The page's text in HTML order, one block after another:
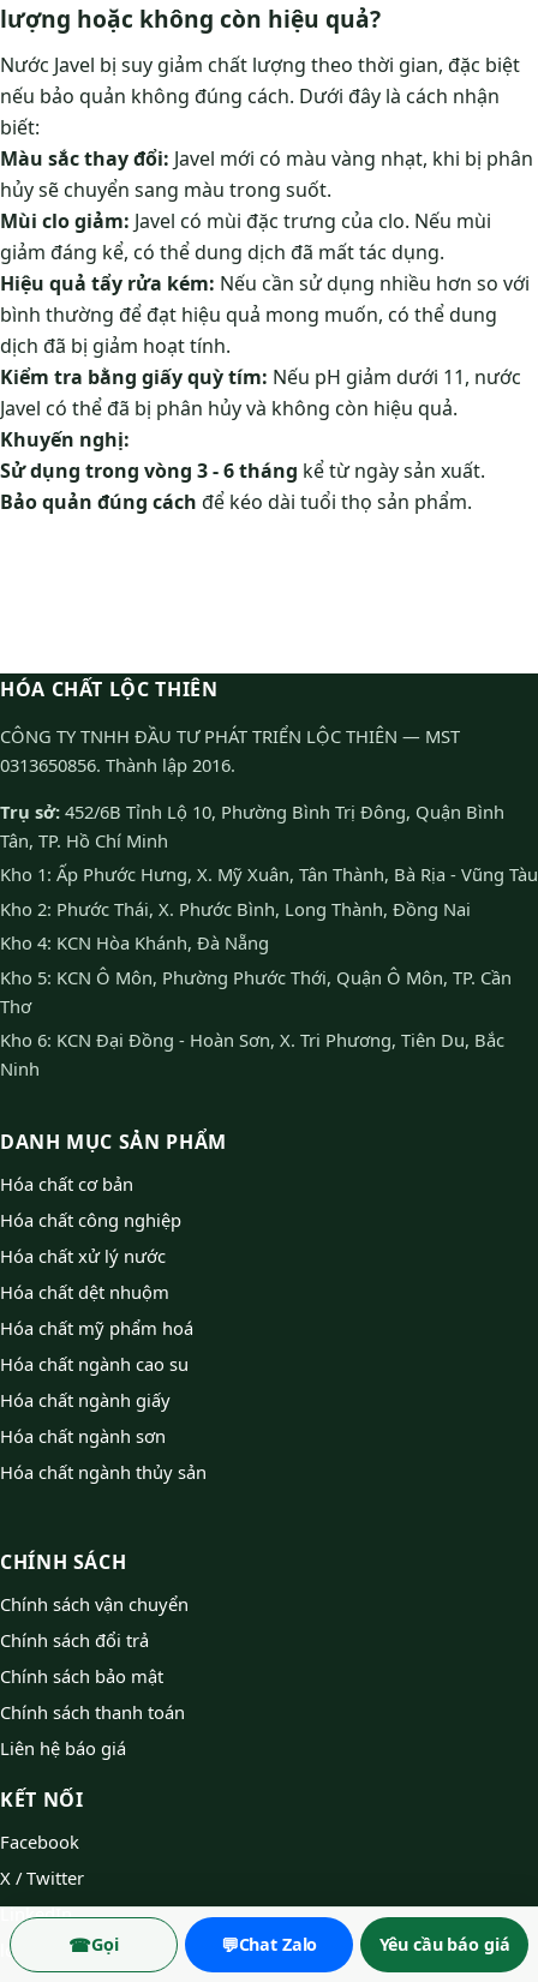
lượng hoặc không còn hiệu quả?
Nước Javel bị suy giảm chất lượng theo thời gian, đặc biệt
nếu bảo quản không đúng cách. Dưới đây là cách nhận
biết:
Màu sắc thay đổi: Javel mới có màu vàng nhạt, khi bị phân
hủy sẽ chuyển sang màu trong suốt.
Mùi clo giảm: Javel có mùi đặc trưng của clo. Nếu mùi
giảm đáng kể, có thể dung dịch đã mất tác dụng.
Hiệu quả tẩy rửa kém: Nếu cần sử dụng nhiều hơn so với
bình thường để đạt hiệu quả mong muốn, có thể dung
dịch đã bị giảm hoạt tính.
Kiểm tra bằng giấy quỳ tím: Nếu pH giảm dưới 11, nước
Javel có thể đã bị phân hủy và không còn hiệu quả.
Khuyến nghị:
Sử dụng trong vòng 3 - 6 tháng kể từ ngày sản xuất.
Bảo quản đúng cách để kéo dài tuổi thọ sản phẩm.
HÓA CHẤT LỘC THIÊN
CÔNG TY TNHH ĐẦU TƯ PHÁT TRIỂN LỘC THIÊN — MST
0313650856. Thành lập 2016.
Trụ sở: 452/6B Tỉnh Lộ 10, Phường Bình Trị Đông, Quận Bình
Tân, TP. Hồ Chí Minh
Kho 1: Ấp Phước Hưng, X. Mỹ Xuân, Tân Thành, Bà Rịa - Vũng Tàu
Kho 2: Phước Thái, X. Phước Bình, Long Thành, Đồng Nai
Kho 4: KCN Hòa Khánh, Đà Nẵng
Kho 5: KCN Ô Môn, Phường Phước Thới, Quận Ô Môn, TP. Cần
Thơ
Kho 6: KCN Đại Đồng - Hoàn Sơn, X. Tri Phương, Tiên Du, Bắc
Ninh
DANH MỤC SẢN PHẨM
Hóa chất cơ bản
Hóa chất công nghiệp
Hóa chất xử lý nước
Hóa chất dệt nhuộm
Hóa chất mỹ phẩm hoá
Hóa chất ngành cao su
Hóa chất ngành giấy
Hóa chất ngành sơn
Hóa chất ngành thủy sản
CHÍNH SÁCH
Chính sách vận chuyển
Chính sách đổi trả
Chính sách bảo mật
Chính sách thanh toán
Liên hệ báo giá
KẾT NỐI
Facebook
X / Twitter
LinkedIn
locthien@locthien.vn
☎Gọi 💬Chat Zalo Yêu cầu báo giá